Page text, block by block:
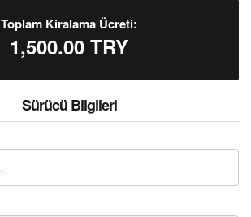
Toplam Kiralama Ücreti:
1,500.00 TRY
Sürücü Bilgileri